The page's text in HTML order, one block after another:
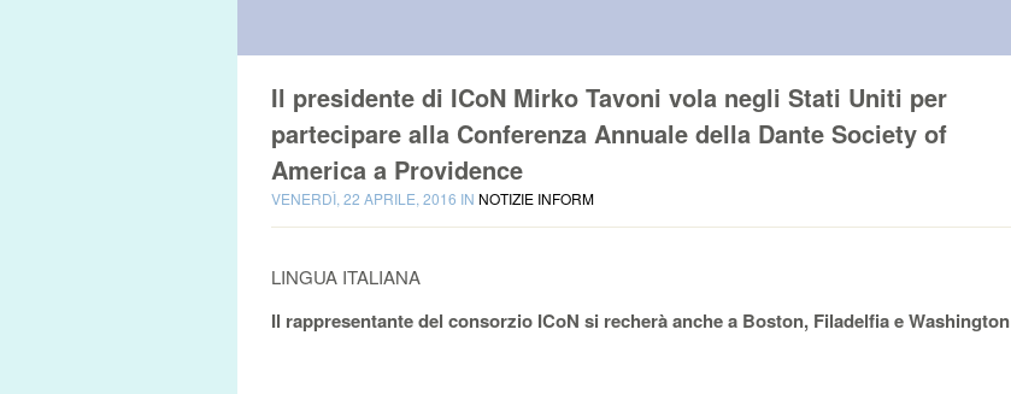
Il presidente di ICoN Mirko Tavoni vola negli Stati Uniti per
partecipare alla Conferenza Annuale della Dante Society of
America a Providence
VENERDÌ, 22 APRILE, 2016 IN NOTIZIE INFORM
LINGUA ITALIANA
Il rappresentante del consorzio ICoN si recherà anche a Boston, Filadelfia e Washington